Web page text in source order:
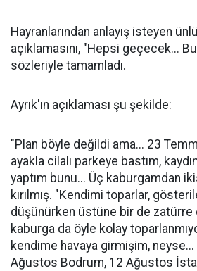
Hayranlarından anlayış isteyen
açıklamasını, "Hepsi geçecek...
sözleriyle tamamladı.
Ayrık'ın açıklaması şu şekilde:
"Plan böyle değildi ama... 23
ayakla cilalı parkeye bastım,
yaptım bunu... Üç kaburgamdan
kırılmış. "Kendimi toparlar,
düşünürken üstüne bir de zatürre
kaburga da öyle kolay
kendime havaya girmişim,
Ağustos Bodrum, 12 Ağustos